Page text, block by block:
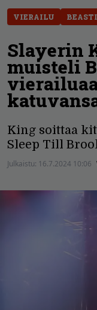
VIERAILU
Slayerin
muisteli
King soittaa
Sleep Till
Julkaistu: 16.7.2024 10:06